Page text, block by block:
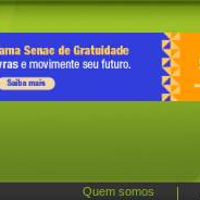
Quem somos